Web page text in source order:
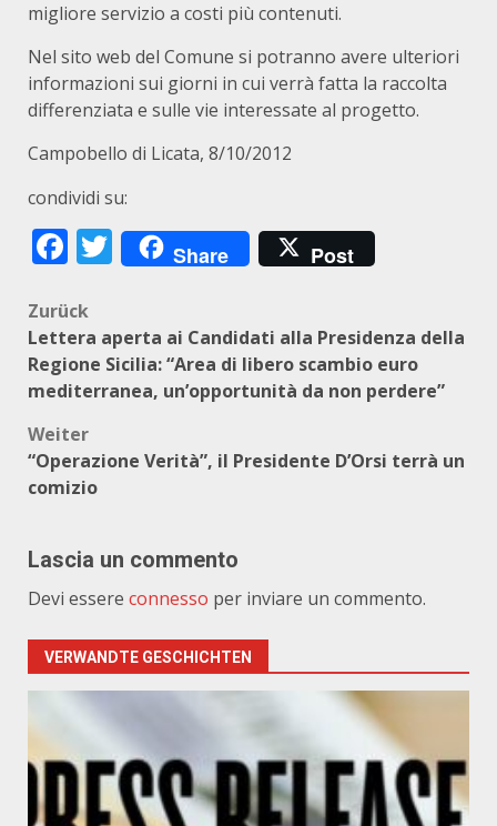
migliore servizio a costi più contenuti.
Nel sito web del Comune si potranno avere ulteriori
informazioni sui giorni in cui verrà fatta la raccolta
differenziata e sulle vie interessate al progetto.
Campobello di Licata, 8/10/2012
condividi su:
Facebook
Twitter
Share Post
Beitragsnavigation
Zurück
Lettera aperta ai Candidati alla Presidenza della
Regione Sicilia: “Area di libero scambio euro
mediterranea, un’opportunità da non perdere”
Weiter
“Operazione Verità”, il Presidente D’Orsi terrà un
comizio
Lascia un commento
Devi essere connesso per inviare un commento.
VERWANDTE GESCHICHTEN